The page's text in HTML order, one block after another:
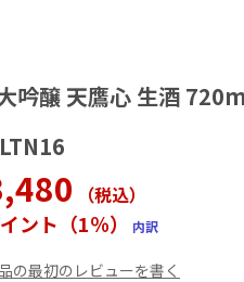
吟醸 天鷹心 生酒
（税込）
ント（1％） 内訳
の最初のレビューを書く